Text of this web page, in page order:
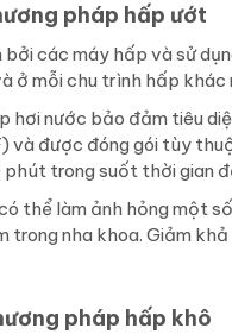
pháp hấp ướt
các máy hấp và sử
ở mỗi chu trình hấp khác
hơi nước bảo đảm tiêu
và được đóng gói tùy
phút trong suốt thời gian
thể làm ảnh hỏng một
nha khoa. Giảm
pháp hấp khô